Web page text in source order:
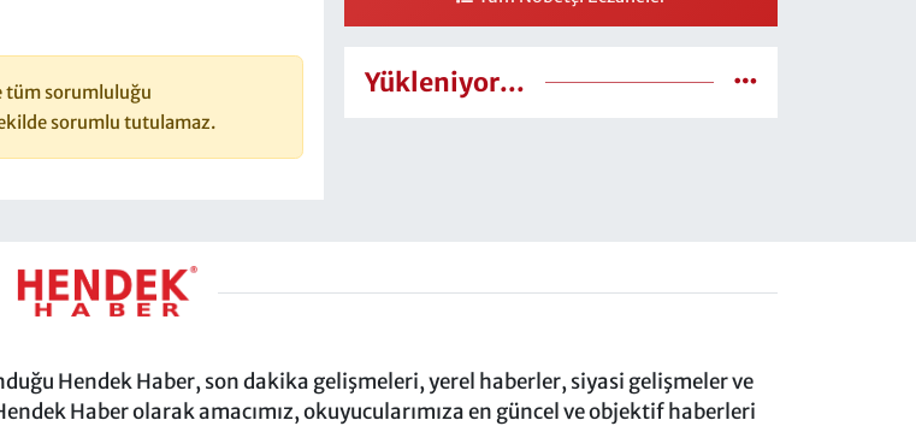
tüm sorumluluğu
sorumlu tutulamaz.
Yükleniyor...
Hendek Haber, son dakika gelişmeleri, yerel haberler, siyasi gelişmeler ve
Haber olarak amacımız, okuyucularımıza en güncel ve objektif haberleri